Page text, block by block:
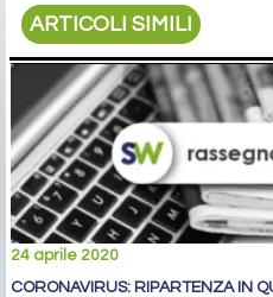
ARTICOLI SIMILI
24 aprile 2020
CORONAVIRUS: RIPARTENZA IN